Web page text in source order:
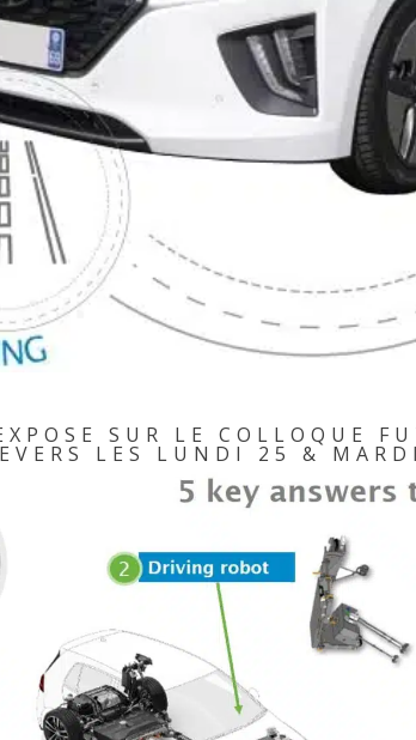
SUR LE COLLOQUE
LES LUNDI 25 &